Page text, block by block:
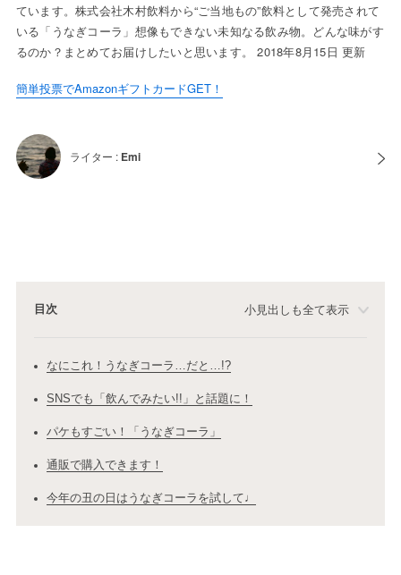
ています。株式会社木村飲料から“ご当地もの”飲料として発売されて
いる「うなぎコーラ」想像もできない未知なる飲み物。どんな味がす
るのか？まとめてお届けしたいと思います。 2018年8月15日 更新
簡単投票でAmazonギフトカードGET！
ライター : Emi
目次 小見出しも全て表示
なにこれ！うなぎコーラ…だと…!?
SNSでも「飲んでみたい!!」と話題に！
パケもすごい！「うなぎコーラ」
通販で購入できます！
今年の丑の日はうなぎコーラを試して♩